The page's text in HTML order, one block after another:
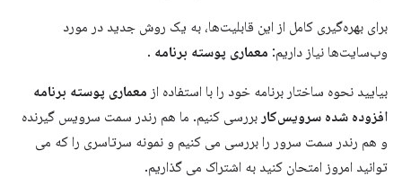
برای بهره‌گیری کامل از این قابلیت‌ها، به یک روش جدید در مورد
وب‌سایت‌ها نیاز داریم: معماری پوسته برنامه .
بیایید نحوه ساختار برنامه خود را با استفاده از معماری پوسته برنامه
افزوده شده سرویس‌کار بررسی کنیم. ما هم رندر سمت سرویس گیرنده
و هم رندر سمت سرور را بررسی می کنیم و نمونه سرتاسری را که می
توانید امروز امتحان کنید به اشتراک می گذاریم.